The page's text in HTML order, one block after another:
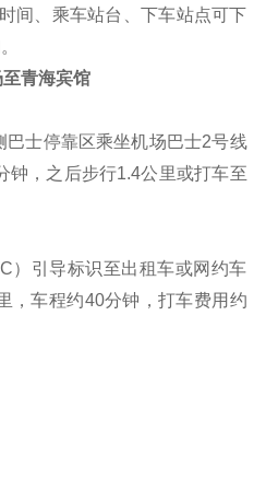
间、乘车站台、下车站点可下
青海宾馆
巴士停靠区乘坐机场巴士2号线
钟，之后步行1.4公里或打车至
）引导标识至出租车或网约车
，车程约40分钟，打车费用约